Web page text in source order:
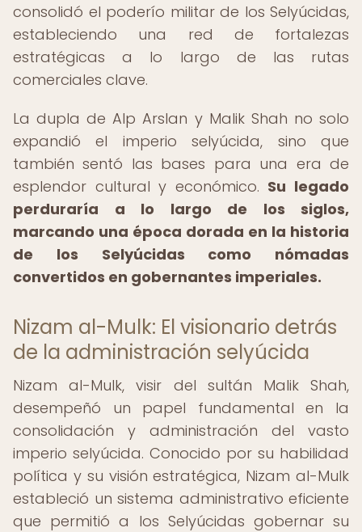
consolidó el poderío militar de los Selyúcidas,
estableciendo una red de fortalezas
estratégicas a lo largo de las rutas
comerciales clave.
La dupla de Alp Arslan y Malik Shah no solo
expandió el imperio selyúcida, sino que
también sentó las bases para una era de
esplendor cultural y económico. Su legado
perduraría a lo largo de los siglos,
marcando una época dorada en la historia
de los Selyúcidas como nómadas
convertidos en gobernantes imperiales.
Nizam al-Mulk: El visionario detrás
de la administración selyúcida
Nizam al-Mulk, visir del sultán Malik Shah,
desempeñó un papel fundamental en la
consolidación y administración del vasto
imperio selyúcida. Conocido por su habilidad
política y su visión estratégica, Nizam al-Mulk
estableció un sistema administrativo eficiente
que permitió a los Selyúcidas gobernar su